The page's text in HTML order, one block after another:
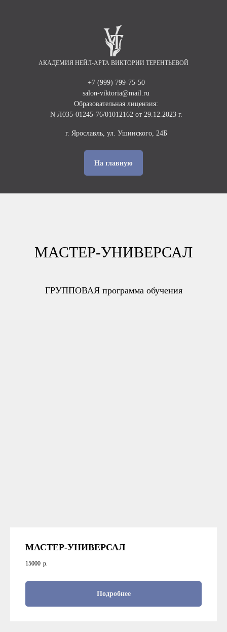
АКАДЕМИЯ НЕЙЛ-АРТА ВИКТОРИИ ТЕРЕНТЬЕВОЙ
+7 (999) 799-75-50
salon-viktoria@mail.ru
Образовательная лицензия:
N Л035-01245-76/01012162 от 29.12.2023 г.
г. Ярославль, ул. Ушинского, 24Б
На главную
МАСТЕР-УНИВЕРСАЛ
ГРУППОВАЯ программа обучения
МАСТЕР-УНИВЕРСАЛ
15000 р.
Подробнее